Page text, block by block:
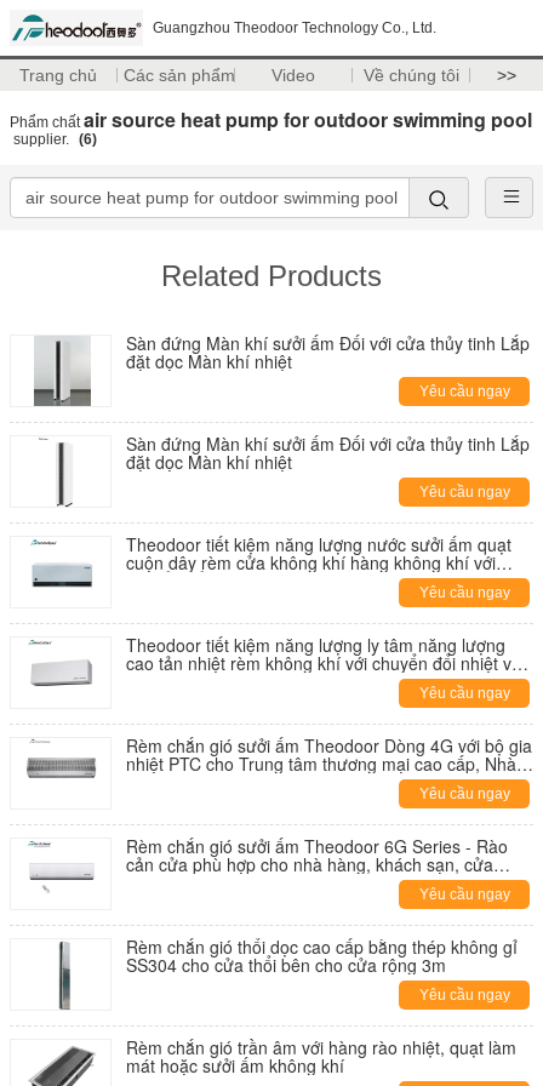
Guangzhou Theodoor Technology Co., Ltd.
Trang chủ Các sản phẩm Video Về chúng tôi >>
Phẩm chấtair source heat pump for outdoor swimming pool
supplier. (6)
Related Products
Sàn đứng Màn khí sưởi ấm Đối với cửa thủy tinh Lắp
đặt dọc Màn khí nhiệt
Yêu cầu ngay
Sàn đứng Màn khí sưởi ấm Đối với cửa thủy tinh Lắp
đặt dọc Màn khí nhiệt
Yêu cầu ngay
Theodoor tiết kiệm năng lượng nước sưởi ấm quạt
cuộn dây rèm cửa không khí hàng không khí với
Yêu cầu ngay
Theodoor tiết kiệm năng lượng ly tâm năng lượng
cao tản nhiệt rèm không khí với chuyển đổi nhiệt và
Yêu cầu ngay
Rèm chắn gió sưởi ấm Theodoor Dòng 4G với bộ gia
nhiệt PTC cho Trung tâm thương mại cao cấp, Nhà
Yêu cầu ngay
Rèm chắn gió sưởi ấm Theodoor 6G Series - Rào
cản cửa phù hợp cho nhà hàng, khách sạn, cửa
Yêu cầu ngay
Rèm chắn gió thổi dọc cao cấp bằng thép không gỉ
SS304 cho cửa thổi bên cho cửa rộng 3m
Yêu cầu ngay
Rèm chắn gió trần âm với hàng rào nhiệt, quạt làm
mát hoặc sưởi ấm không khí